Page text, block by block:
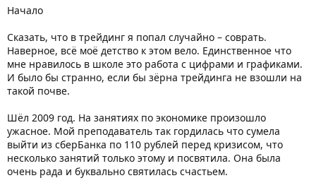
Начало
Сказать, что в трейдинг я попал случайно – соврать.
Наверное, всё моё детство к этом вело. Единственное что
мне нравилось в школе это работа с цифрами и графиками.
И было бы странно, если бы зёрна трейдинга не взошли на
такой почве.
Шёл 2009 год. На занятиях по экономике произошло
ужасное. Мой преподаватель так гордилась что сумела
выйти из сберБанка по 110 рублей перед кризисом, что
несколько занятий только этому и посвятила. Она была
очень рада и буквально святилась счастьем.